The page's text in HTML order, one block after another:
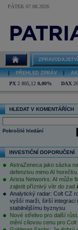
PÁTEK 07.08.2026
ZPRAVODAJSTVÍ
PŘEHLED ZPRÁV
PX 2 805,12 0,00% DAX
HLEDAT V KOMENTÁŘÍCH
Pokročilé hledání
INVESTIČNÍ DOPORUČENÍ
AstraZeneca jako sázka na
defenzivu mimo AI horečku
Arista Networks: AI může
zajistit příznivý vítr do zad
Analytický radar: Colt CZ
vyšší marži, širší integraci i
stabilnějšímu byznysu
Nové střelivo pro další
mění cílovou cenu pro Colt